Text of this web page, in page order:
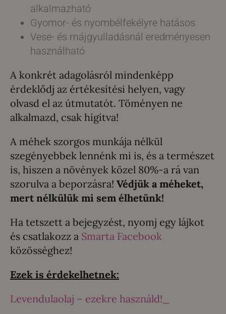
alkalmazható
Gyomor- és nyombélfekélyre hatásos
Vese- és májgyulladásnál eredményesen
használható
A konkrét adagolásról mindenképp
érdeklődj az értékesítési helyen, vagy
olvasd el az útmutatót. Töményen ne
alkalmazd, csak hígítva!
A méhek szorgos munkája nélkül
szegényebbek lennénk mi is, és a természet
is, hiszen a növények közel 80%-a rá van
szorulva a beporzásra! Védjük a méheket,
mert nélkülük mi sem élhetünk!
Ha tetszett a bejegyzést, nyomj egy lájkot
és csatlakozz a Smarta Facebook
közösséghez!
Ezek is érdekelhetnek:
Levendulaolaj – ezekre használd!_